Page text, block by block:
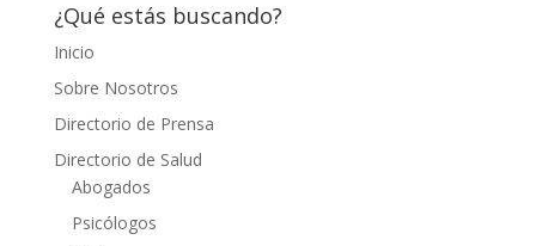
¿Qué estás buscando?
Inicio
Sobre Nosotros
Directorio de Prensa
Directorio de Salud
Abogados
Psicólogos